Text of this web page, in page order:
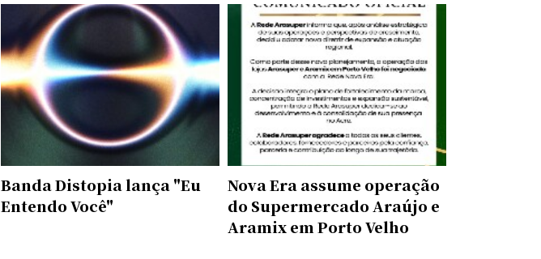
Banda Distopia lança "Eu
Entendo Você"
Nova Era assume operação
do Supermercado Araújo e
Aramix em Porto Velho